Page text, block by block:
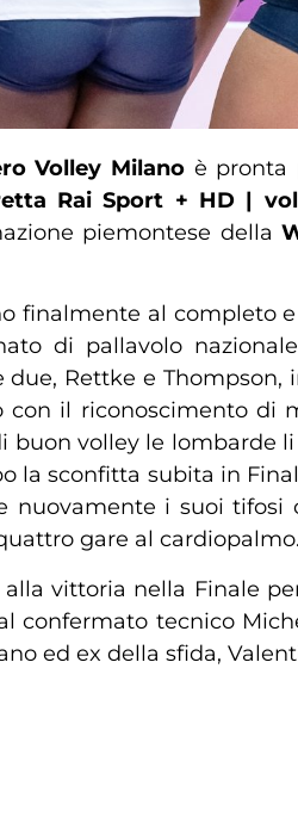
Volley Milanoè pronta
Rai Sport + HD |
piemontese della
finalmente al completo
di pallavolo
Rettke e Thompson,
il riconoscimento di
volley le lombarde
la sconfitta subita in
i suoi tifosi
gare al cardiopalmo.
vittoria nella Finale
confermato tecnico
ed ex della sfida,